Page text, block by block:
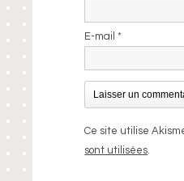
E-mail*
Ce site utilise
sont utilisées.